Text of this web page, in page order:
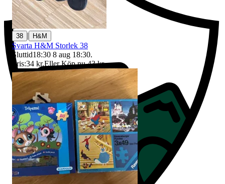
38 | H&M
Svarta H&M Storlek 38
Sluttid18:30 8 aug 18:30.
Pris:34 kr,Eller Köp nu 43 kr,.